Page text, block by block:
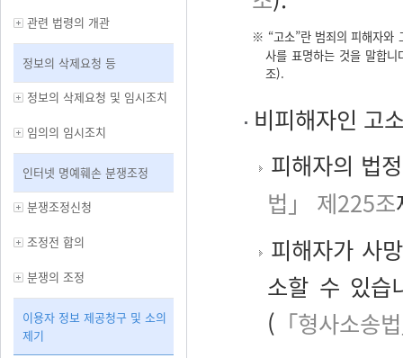
관련 법령의 개관
정보의 삭제요청 등
정보의 삭제요청 및 임시조치
임의의 임시조치
인터넷 명예훼손 분쟁조정
분쟁조정신청
조정전 합의
분쟁의 조정
이용자 정보 제공청구 및 소의
제기
※ “고소”란 범죄의 피해자와
사를 표명하는 것을 말합
조).
비피해자인 고
피해자의 법
법」 제225조
피해자가 사
소할 수 있습
( 「형사소송